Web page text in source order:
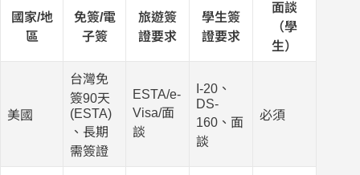
國家/地
區
免簽/電
子簽
旅遊簽
證要求
學生簽
證要求
面談
（學
生）
美國
台灣免
簽90天
(ESTA)
、長期
需簽證
ESTA/e-
Visa/面
談
I-20、
DS-
160、面
談
必須